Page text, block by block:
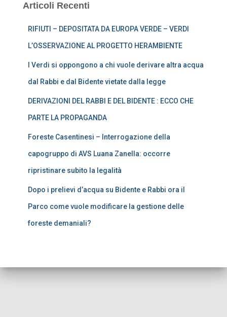
Articoli Recenti
RIFIUTI – DEPOSITATA DA EUROPA VERDE – VERDI
L’OSSERVAZIONE AL PROGETTO HERAMBIENTE
I Verdi si oppongono a chi vuole derivare altra acqua
dal Rabbi e dal Bidente vietate dalla legge
DERIVAZIONI DEL RABBI E DEL BIDENTE : ECCO CHE
PARTE LA PROPAGANDA
Foreste Casentinesi – Interrogazione della
capogruppo di AVS Luana Zanella: occorre
ripristinare subito la legalità
Dopo i prelievi d’acqua su Bidente e Rabbi ora il
Parco come vuole modificare la gestione delle
foreste demaniali?